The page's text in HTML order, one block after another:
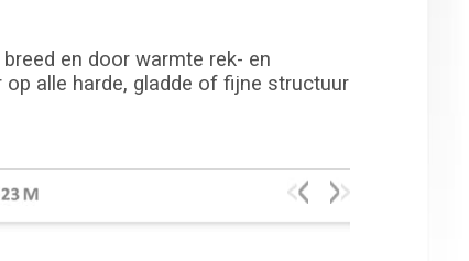
en door warmte rek- en
alle harde, gladde of fijne structuur